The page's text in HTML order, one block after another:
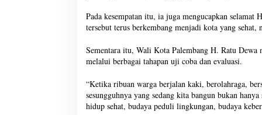
Pada kesempatan itu, ia juga mengucapkan
tersebut terus berkembang menjadi kota yang
Sementara itu, Wali Kota Palembang H. Ratu Dewa
melalui berbagai tahapan uji coba dan evaluasi.
“Ketika ribuan warga berjalan kaki, berolahraga,
sesungguhnya yang sedang kita bangun bukan
hidup sehat, budaya peduli lingkungan, budaya